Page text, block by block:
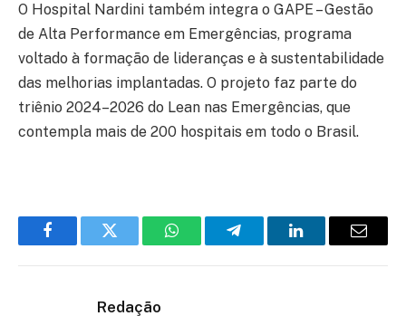
O Hospital Nardini também integra o GAPE – Gestão
de Alta Performance em Emergências, programa
voltado à formação de lideranças e à sustentabilidade
das melhorias implantadas. O projeto faz parte do
triênio 2024–2026 do Lean nas Emergências, que
contempla mais de 200 hospitais em todo o Brasil.
FacebookTwitter WhatsAppTelegramLinkedInEmail
Redação